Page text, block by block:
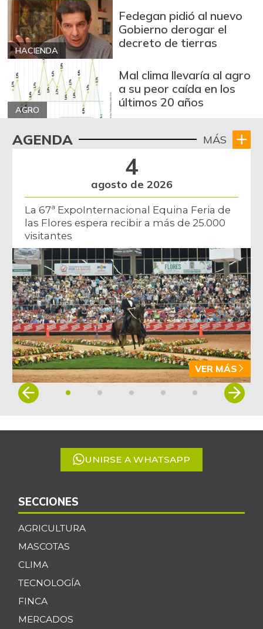
HACIENDA
Fedegan pidió al nuevo
Gobierno derogar el
decreto de tierras
AGRO
Mal clima llevaría al agro
a su peor caída en los
últimos 20 años
AGENDA MÁS
4
agosto de 2026
La 67ª ExpoInternacional Equina Feria de
las Flores espera recibir a más de 25.000
visitantes
VER MÁS
Item
5
UNIRSE A WHATSAPP
SECCIONES
AGRICULTURA
MASCOTAS
CLIMA
TECNOLOGÍA
FINCA
MERCADOS